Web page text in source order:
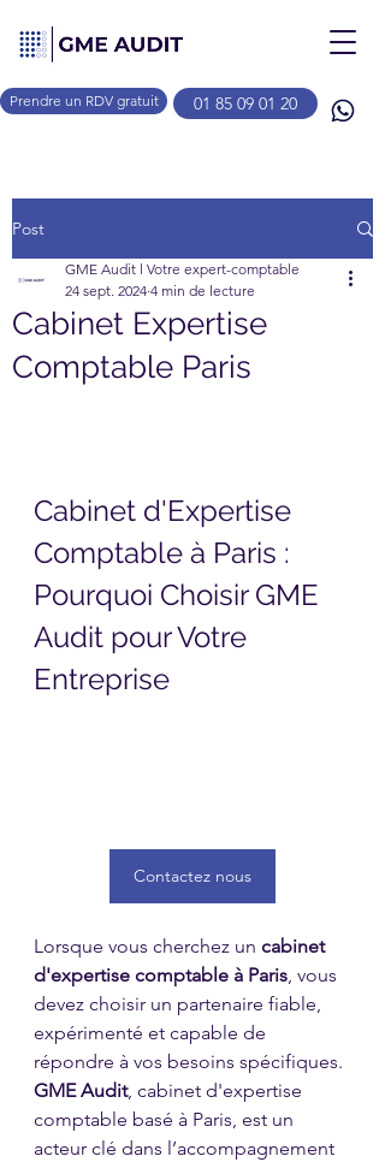
Prendre un RDV gratuit 01 85 09 01 20
Post
Cabinet Expertise
Comptable Paris
GME Audit l Votre expert-comptable
24 sept. 2024 4 min de lecture
Cabinet d'Expertise
Comptable à Paris :
Pourquoi Choisir GME
Audit pour Votre
Entreprise
Contactez nous
Lorsque vous cherchez un cabinet
d'expertise comptable à Paris , vous
devez choisir un partenaire fiable,
expérimenté et capable de
répondre à vos besoins spécifiques.
GME Audit, cabinet d'expertise
comptable basé à Paris, est un
acteur clé dans l’accompagnement